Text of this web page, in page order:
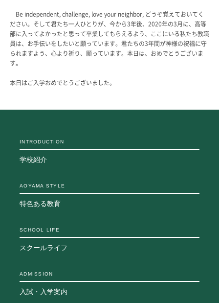
Be independent, challenge, love your neighbor, どうぞ覚えておいてく
ださい。そして君たち一人ひとりが、今から3年後、2020年の3月に、高等
部に入ってよかったと思って卒業してもらえるよう、ここにいる私たち教職
員は、お手伝いをしたいと願っています。君たちの3年間が神様の祝福に守
られますよう、心より祈り、願っています。本日は、おめでとうございま
す。
本日はご入学おめでとうございました。
INTRODUCTION
学校紹介
AOYAMA STYLE
特色ある教育
SCHOOL LIFE
スクールライフ
ADMISSION
入試・入学案内